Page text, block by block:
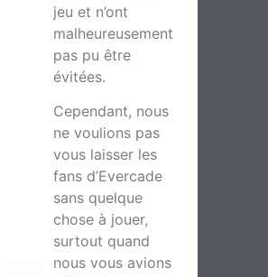
jeu et n’ont
malheureusement
pas pu être
évitées.
Cependant, nous
ne voulions pas
vous laisser les
fans d’Evercade
sans quelque
chose à jouer,
surtout quand
nous vous avions